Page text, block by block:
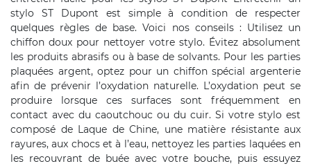
stylo ST Dupont est simple à condition de respecter
quelques règles de base. Voici nos conseils : Utilisez un
chiffon doux pour nettoyer votre stylo. Évitez absolument
les produits abrasifs ou à base de solvants. Pour les parties
plaquées argent, optez pour un chiffon spécial argenterie
afin de prévenir l’oxydation naturelle. L’oxydation peut se
produire lorsque ces surfaces sont fréquemment en
contact avec du caoutchouc ou du cuir. Si votre stylo est
composé de Laque de Chine, une matière résistante aux
rayures, aux chocs et à l’eau, nettoyez les parties laquées en
les recouvrant de buée avec votre bouche, puis essuyez